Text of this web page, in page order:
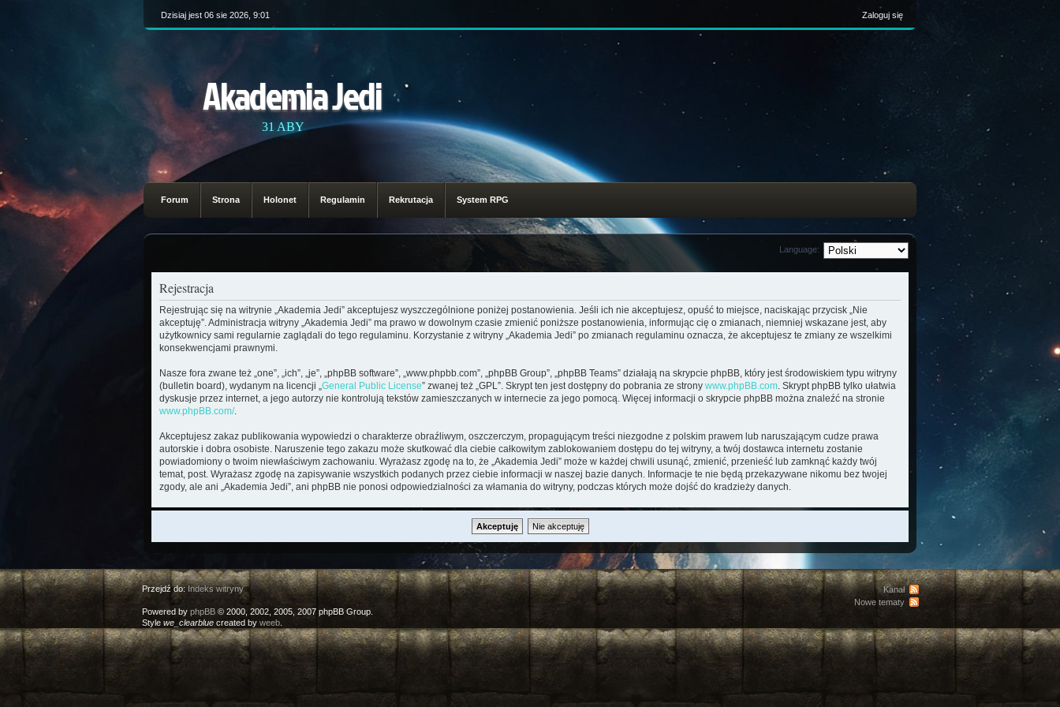
Dzisiaj jest 06 sie 2026, 9:01 Zaloguj się
Akademia Jedi
31 ABY
Forum Strona Holonet Regulamin Rekrutacja System RPG
Language:
Rejestracja
Rejestrując się na witrynie „Akademia Jedi” akceptujesz wyszczególnione poniżej postanowienia. Jeśli ich nie akceptujesz, opuść to miejsce, naciskając przycisk „Nie
akceptuję”. Administracja witryny „Akademia Jedi” ma prawo w dowolnym czasie zmienić poniższe postanowienia, informując cię o zmianach, niemniej wskazane jest, aby
użytkownicy sami regularnie zaglądali do tego regulaminu. Korzystanie z witryny „Akademia Jedi” po zmianach regulaminu oznacza, że akceptujesz te zmiany ze wszelkimi
konsekwencjami prawnymi.
Nasze fora zwane też „one”, „ich”, „je”, „phpBB software”, „www.phpbb.com”, „phpBB Group”, „phpBB Teams” działają na skrypcie phpBB, który jest środowiskiem typu witryny
(bulletin board), wydanym na licencji „General Public License” zwanej też „GPL”. Skrypt ten jest dostępny do pobrania ze strony www.phpBB.com. Skrypt phpBB tylko ułatwia
dyskusje przez internet, a jego autorzy nie kontrolują tekstów zamieszczanych w internecie za jego pomocą. Więcej informacji o skrypcie phpBB można znaleźć na stronie
www.phpBB.com/.
Akceptujesz zakaz publikowania wypowiedzi o charakterze obraźliwym, oszczerczym, propagującym treści niezgodne z polskim prawem lub naruszającym cudze prawa
autorskie i dobra osobiste. Naruszenie tego zakazu może skutkować dla ciebie całkowitym zablokowaniem dostępu do tej witryny, a twój dostawca internetu zostanie
powiadomiony o twoim niewłaściwym zachowaniu. Wyrażasz zgodę na to, że „Akademia Jedi” może w każdej chwili usunąć, zmienić, przenieść lub zamknąć każdy twój
temat, post. Wyrażasz zgodę na zapisywanie wszystkich podanych przez ciebie informacji w naszej bazie danych. Informacje te nie będą przekazywane nikomu bez twojej
zgody, ale ani „Akademia Jedi”, ani phpBB nie ponosi odpowiedzialności za włamania do witryny, podczas których może dojść do kradzieży danych.
Przejdź do: Indeks witryny
Powered by phpBB© 2000, 2002, 2005, 2007 phpBB Group.
Style we_clearbluecreated by weeb.
Kanał
Nowe tematy